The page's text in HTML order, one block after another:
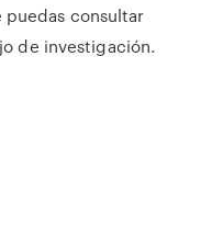
consultar
de investigación.